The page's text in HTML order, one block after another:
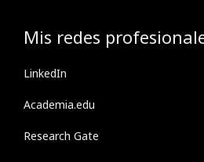
Mis redes
LinkedIn
Academia.edu
Research Gate